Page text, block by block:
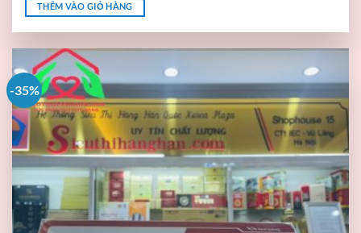
THÊM VÀO GIỎ HÀNG
-35%